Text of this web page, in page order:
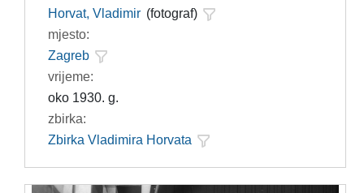
Horvat, Vladimir (fotograf)
mjesto:
Zagreb
vrijeme:
oko 1930. g.
zbirka:
Zbirka Vladimira Horvata